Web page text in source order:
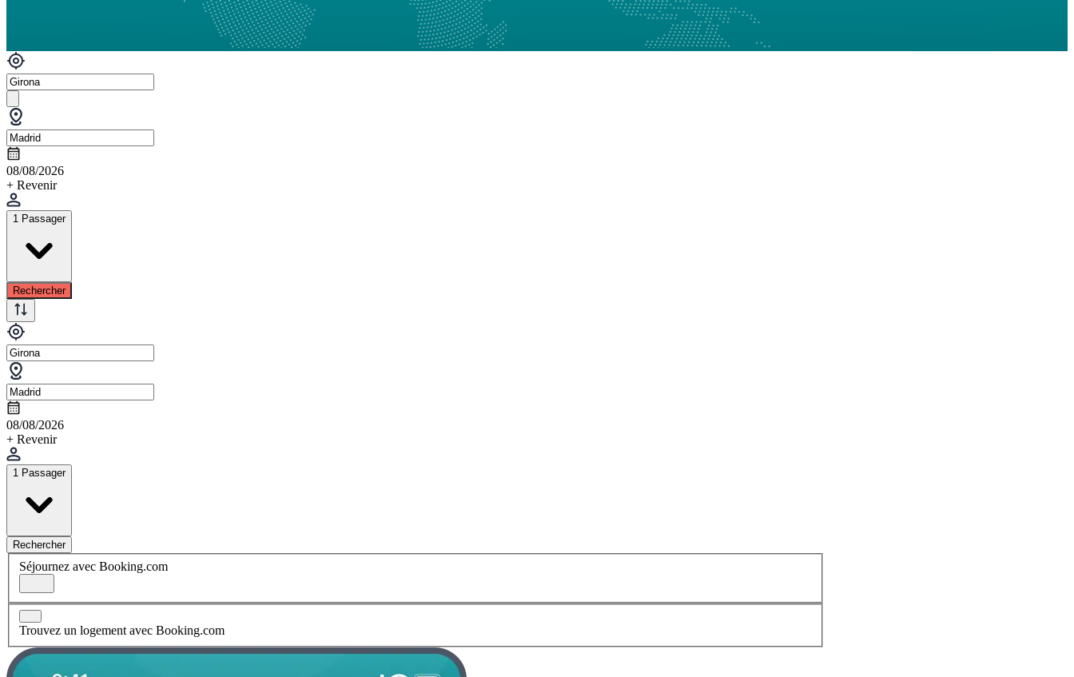
08/08/2026
+ Revenir
1 Passager
Rechercher
08/08/2026
+ Revenir
1 Passager
Rechercher
Séjournez avec Booking.com
Trouvez un logement avec Booking.com